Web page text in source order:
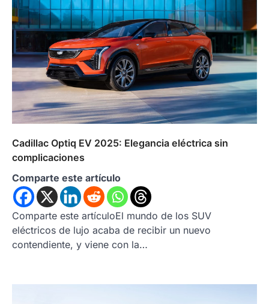
Cadillac Optiq EV 2025: Elegancia eléctrica sin
complicaciones
Comparte este artículo
Comparte este artículoEl mundo de los SUV
eléctricos de lujo acaba de recibir un nuevo
contendiente, y viene con la…